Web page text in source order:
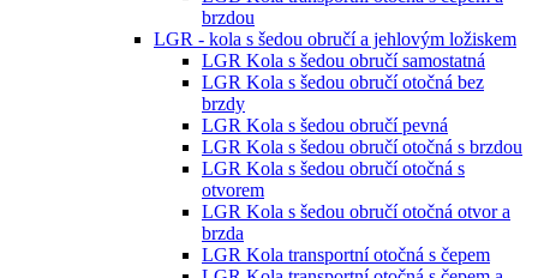
brzdou
LGR - kola s šedou obručí a jehlovým ložiskem
LGR Kola s šedou obručí samostatná
LGR Kola s šedou obručí otočná bez
brzdy
LGR Kola s šedou obručí pevná
LGR Kola s šedou obručí otočná s brzdou
LGR Kola s šedou obručí otočná s
otvorem
LGR Kola s šedou obručí otočná otvor a
brzda
LGR Kola transportní otočná s čepem